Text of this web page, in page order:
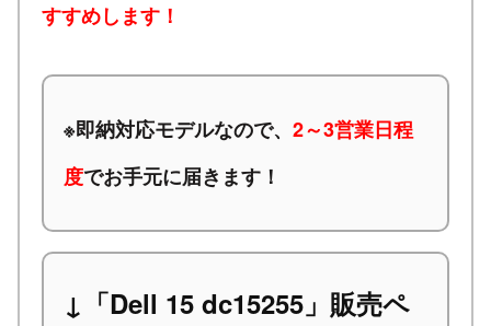
すすめします！
※即納対応モデルなので、 2～3営業日程
度でお手元に届きます！
↓「Dell 15 dc15255」販売ペ